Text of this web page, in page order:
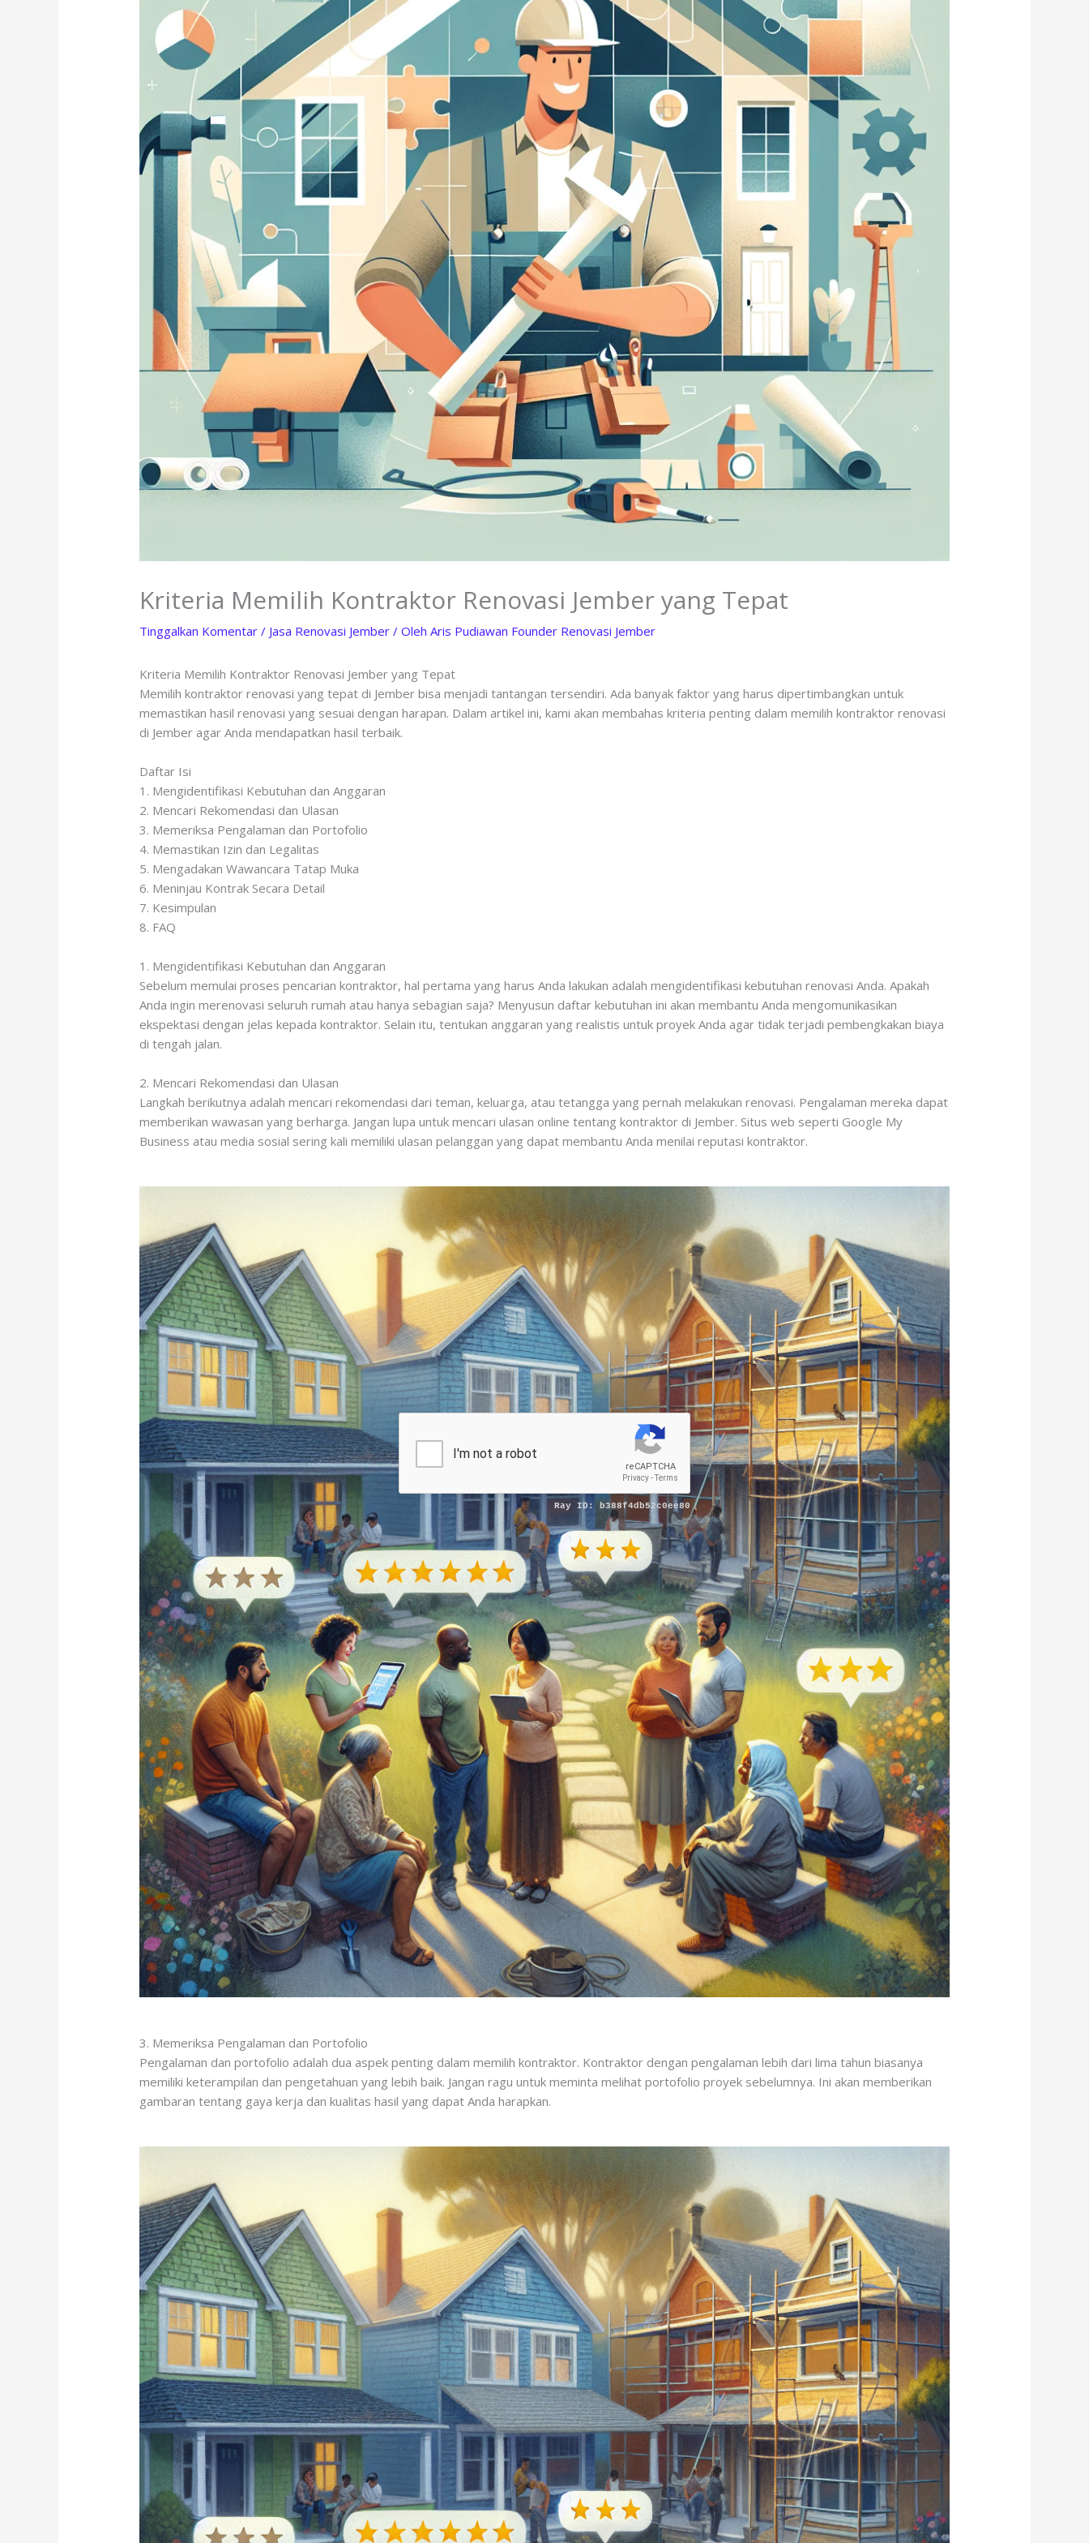
Kriteria Memilih Kontraktor Renovasi Jember yang Tepat
Tinggalkan Komentar / Jasa Renovasi Jember / OlehAris Pudiawan Founder Renovasi Jember
Kriteria Memilih Kontraktor Renovasi Jember yang Tepat
Memilih kontraktor renovasi yang tepat di Jember bisa menjadi tantangan tersendiri. Ada banyak faktor yang harus dipertimbangkan untuk
memastikan hasil renovasi yang sesuai dengan harapan. Dalam artikel ini, kami akan membahas kriteria penting dalam memilih kontraktor renovasi
di Jember agar Anda mendapatkan hasil terbaik.
Daftar Isi
1. Mengidentifikasi Kebutuhan dan Anggaran
2. Mencari Rekomendasi dan Ulasan
3. Memeriksa Pengalaman dan Portofolio
4. Memastikan Izin dan Legalitas
5. Mengadakan Wawancara Tatap Muka
6. Meninjau Kontrak Secara Detail
7. Kesimpulan
8. FAQ
1. Mengidentifikasi Kebutuhan dan Anggaran
Sebelum memulai proses pencarian kontraktor, hal pertama yang harus Anda lakukan adalah mengidentifikasi kebutuhan renovasi Anda. Apakah
Anda ingin merenovasi seluruh rumah atau hanya sebagian saja? Menyusun daftar kebutuhan ini akan membantu Anda mengomunikasikan
ekspektasi dengan jelas kepada kontraktor. Selain itu, tentukan anggaran yang realistis untuk proyek Anda agar tidak terjadi pembengkakan biaya
di tengah jalan.
2. Mencari Rekomendasi dan Ulasan
Langkah berikutnya adalah mencari rekomendasi dari teman, keluarga, atau tetangga yang pernah melakukan renovasi. Pengalaman mereka dapat
memberikan wawasan yang berharga. Jangan lupa untuk mencari ulasan online tentang kontraktor di Jember. Situs web seperti Google My
Business atau media sosial sering kali memiliki ulasan pelanggan yang dapat membantu Anda menilai reputasi kontraktor.
3. Memeriksa Pengalaman dan Portofolio
Pengalaman dan portofolio adalah dua aspek penting dalam memilih kontraktor. Kontraktor dengan pengalaman lebih dari lima tahun biasanya
memiliki keterampilan dan pengetahuan yang lebih baik. Jangan ragu untuk meminta melihat portofolio proyek sebelumnya. Ini akan memberikan
gambaran tentang gaya kerja dan kualitas hasil yang dapat Anda harapkan.